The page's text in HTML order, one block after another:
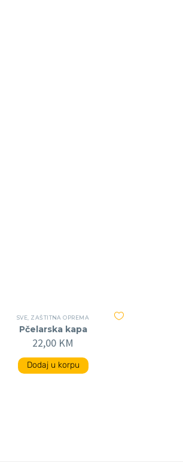
SVE, ZAŠTITNA OPREMA
Pčelarska kapa
22,00 KM
Dodaj u korpu